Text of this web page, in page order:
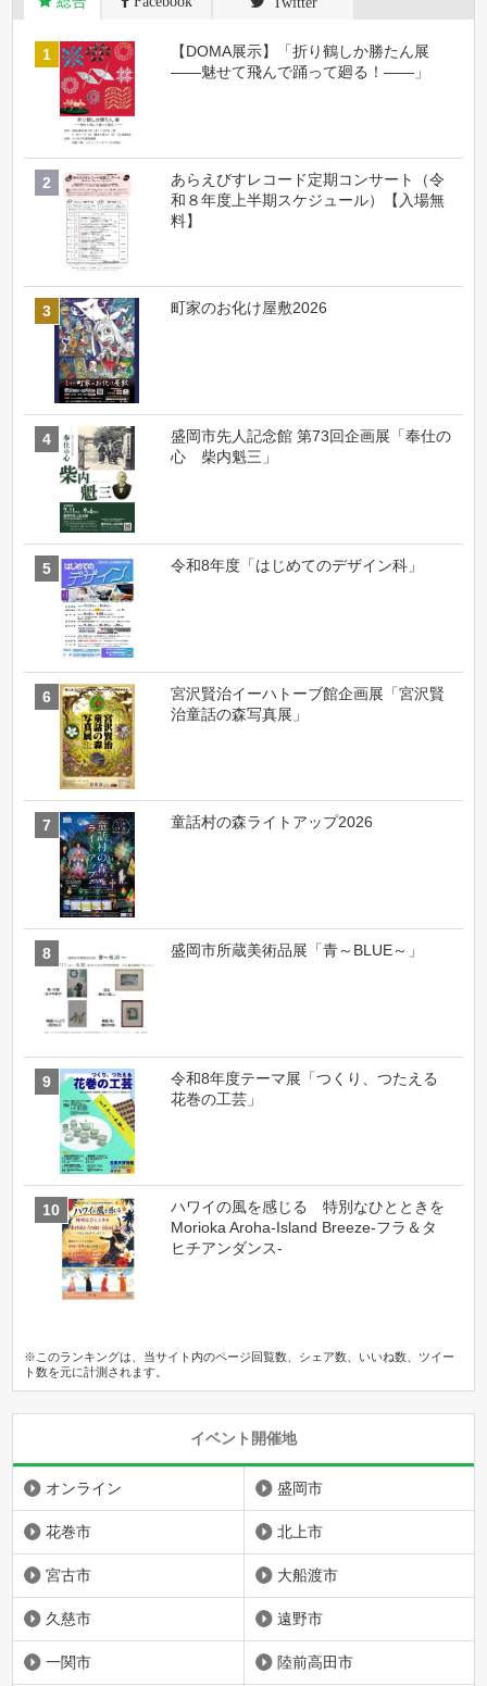
【DOMA展示】「折り鶴しか勝たん展
――魅せて飛んで踊って廻る！――」
あらえびすレコード定期コンサート（令
和８年度上半期スケジュール）【入場無
料】
町家のお化け屋敷2026
盛岡市先人記念館 第73回企画展「奉仕の
心 柴内魁三」
令和8年度「はじめてのデザイン科」
宮沢賢治イーハトーブ館企画展「宮沢賢
治童話の森写真展」
童話村の森ライトアップ2026
盛岡市所蔵美術品展「青～BLUE～」
令和8年度テーマ展「つくり、つたえる
花巻の工芸」
ハワイの風を感じる 特別なひとときを
Morioka Aroha-Island Breeze-フラ＆タ
ヒチアンダンス-
※このランキングは、当サイト内のページ回覧数、シェア数、いいね数、ツイー
ト数を元に計測されます。
イベント開催地
オンライン 盛岡市
花巻市 北上市
宮古市 大船渡市
久慈市 遠野市
一関市 陸前高田市